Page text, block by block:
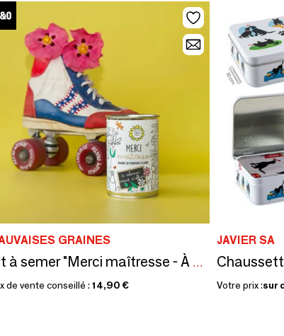
GRAINES
Kit à semer "Merci maîtresse - À colorier" Fabriqué en France
de vente conseillé : 14,90 €
JAVIER SA
Votre prix :sur